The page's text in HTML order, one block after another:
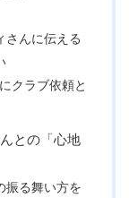
んに伝える
クラブ依頼と
との「心地
る舞い方を